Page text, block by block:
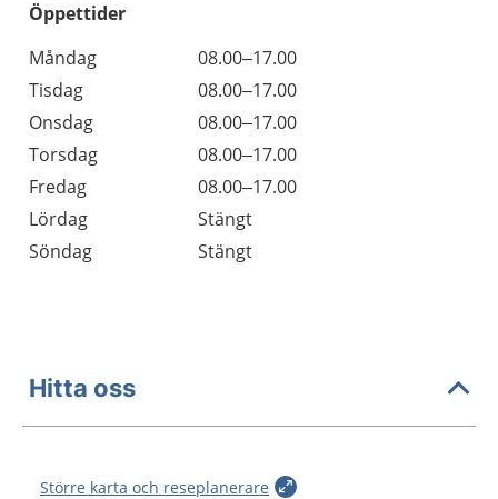
Öppettider
Dag
Öppettider
Kommentarer
Måndag
08.00–17.00
Tisdag
08.00–17.00
Onsdag
08.00–17.00
Torsdag
08.00–17.00
Fredag
08.00–17.00
Lördag
Stängt
Söndag
Stängt
Hitta oss
Större karta och reseplanerare